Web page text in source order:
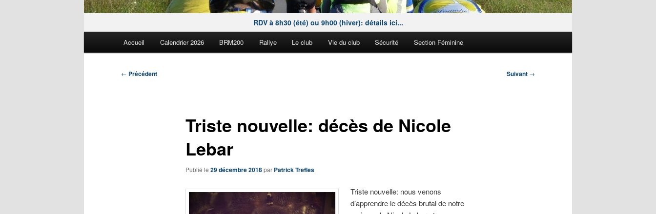
RDV à 8h30 (été) ou 9h00 (hiver): détails ici...
Accueil Calendrier 2026 BRM200 Rallye Le club Vie du club Sécurité Section Féminine
Navigation
← Précédent Suivant →
Triste nouvelle: décès de Nicole
Lebar
Publié le 29 décembre 2018par Patrick Trefles
Triste nouvelle: nous venons
d’apprendre le décès brutal de notre